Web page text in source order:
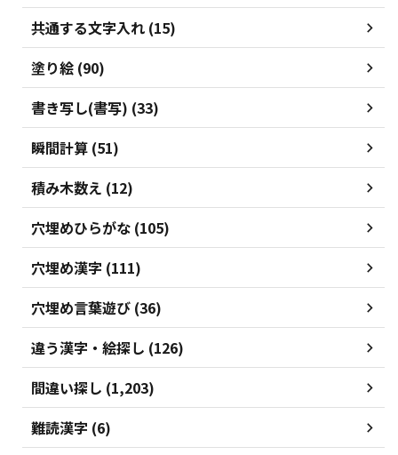
共通する文字入れ (15)
塗り絵 (90)
書き写し(書写) (33)
瞬間計算 (51)
積み木数え (12)
穴埋めひらがな (105)
穴埋め漢字 (111)
穴埋め言葉遊び (36)
違う漢字・絵探し (126)
間違い探し (1,203)
難読漢字 (6)